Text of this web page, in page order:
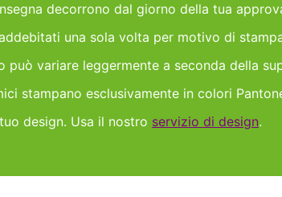
decorrono dal giorno della tua
una sola volta per motivo di
può variare leggermente a seconda della
stampano esclusivamente in colori
design. Usa il nostro servizio di design.